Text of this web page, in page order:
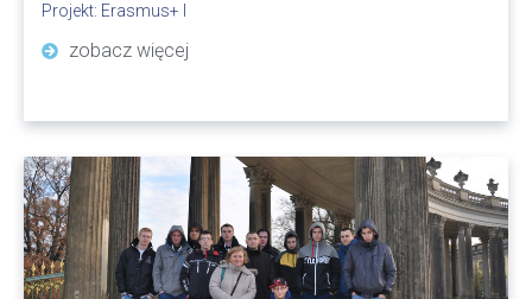
Projekt: Erasmus+ I
zobacz więcej